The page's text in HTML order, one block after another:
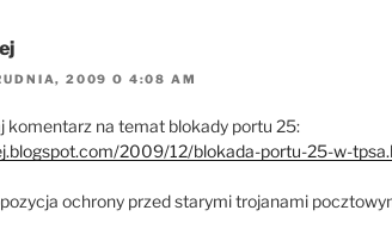
2009 O 4:08 AM
komentarz na temat blokady portu 25:
2009/12/blokada-portu-25-w-
ochrony przed starymi trojanami